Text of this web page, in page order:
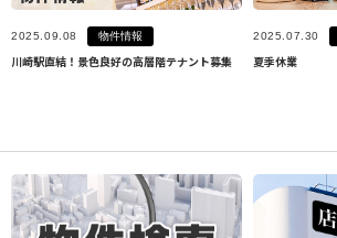
2025.09.08 物件情報
川崎駅直結！景色良好の高層階テナント募集
2025.07.30
夏季休業